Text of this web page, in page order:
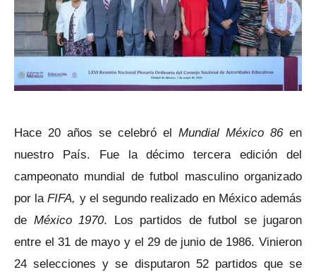
Hace 20 años se celebró el Mundial México 86en
nuestro País. Fue la décimo tercera edición del
campeonato mundial de futbol masculino organizado
por laFIFA, y el segundo realizado en México además
de México 1970. Los partidos de futbol se jugaron
entre el 31 de mayo y el 29 de junio de 1986. Vinieron
24 selecciones y se disputaron 52 partidos que se